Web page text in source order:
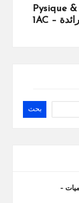
دروس مادة الفيزياء والكيمياء Pysique &
Chimie السنة الأولى إعدادي رائدة – 1AC
بحث
–